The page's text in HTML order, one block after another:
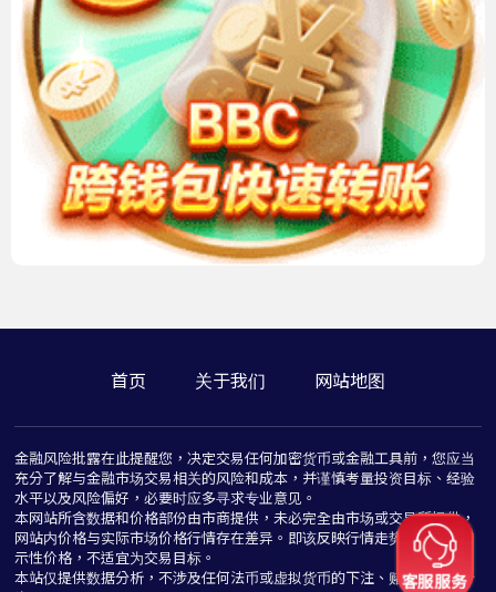
首页 关于我们 网站地图
金融风险批露在此提醒您，决定交易任何加密货币或金融工具前，您应当
充分了解与金融市场交易相关的风险和成本，并谨慎考量投资目标、经验
水平以及风险偏好，必要时应多寻求专业意见。
本网站所含数据和价格部份由市商提供，未必完全由市场或交易所提供，
网站内价格与实际市场价格行情存在差异。即该反映行情走势价格仅为指
示性价格，不适宜为交易目标。
本站仅提供数据分析，不涉及任何法币或虚拟货币的下注、赌博与推介行